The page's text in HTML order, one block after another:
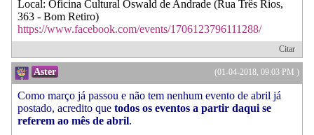
Local: Oficina Cultural Oswald de Andrade (Rua Três Rios,
363 - Bom Retiro)
https://www.facebook.com/events/1706123796111288/
Citar
(01-04-2018, 09:03 PM )
Aster
Como março já passou e não tem nenhum evento de abril já
postado, acredito que todos os eventos a partir daqui se
referem ao mês de abril.